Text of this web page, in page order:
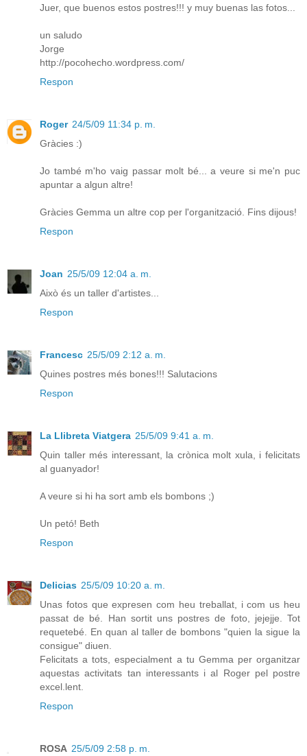
Juer, que buenos estos postres!!! y muy buenas las fotos...
un saludo
Jorge
http://pocohecho.wordpress.com/
Respon
Roger 24/5/09 11:34 p. m.
Gràcies :)
Jo també m'ho vaig passar molt bé... a veure si me'n puc
apuntar a algun altre!
Gràcies Gemma un altre cop per l'organització. Fins dijous!
Respon
Joan 25/5/09 12:04 a. m.
Això és un taller d'artistes...
Respon
Francesc 25/5/09 2:12 a. m.
Quines postres més bones!!! Salutacions
Respon
La Llibreta Viatgera 25/5/09 9:41 a. m.
Quin taller més interessant, la crònica molt xula, i felicitats
al guanyador!
A veure si hi ha sort amb els bombons ;)
Un petó! Beth
Respon
Delicias 25/5/09 10:20 a. m.
Unas fotos que expresen com heu treballat, i com us heu
passat de bé. Han sortit uns postres de foto, jejejje. Tot
requetebé. En quan al taller de bombons "quien la sigue la
consigue" diuen.
Felicitats a tots, especialment a tu Gemma per organitzar
aquestas activitats tan interessants i al Roger pel postre
excel.lent.
Respon
ROSA 25/5/09 2:58 p. m.